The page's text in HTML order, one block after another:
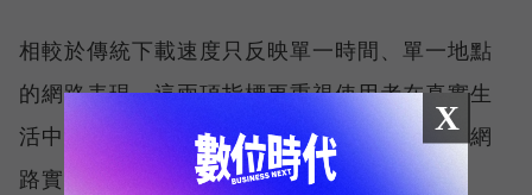
相較於傳統下載速度只反映單一時間、單一地點
的網路表現，這兩項指標更重視使用者在真實生
活中的整體體驗，因此也是最能反映電信業者網
路實力、最難取得的獎項。
X